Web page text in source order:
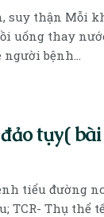
suy thận Mỗi
uống thay
bệnh...
tụy(
tiểu đường
Thụ thể